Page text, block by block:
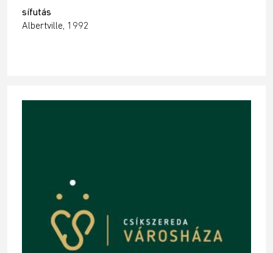
sífutás
Albertville, 1992